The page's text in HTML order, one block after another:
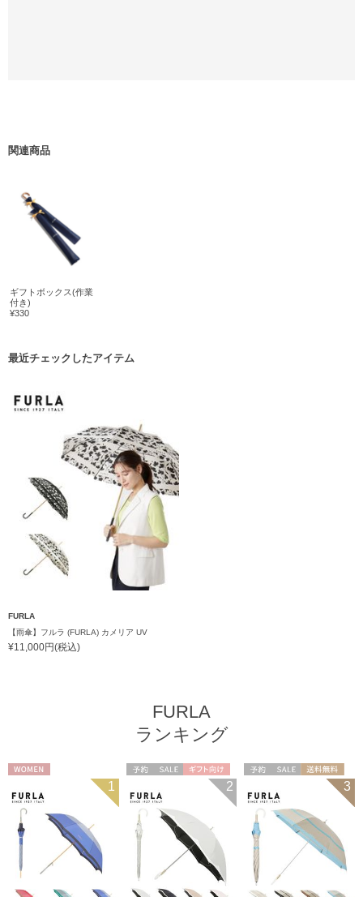
関連商品
ギフトボックス(作業
付き)
¥330
最近チェックしたアイテム
FURLA
【雨傘】フルラ (FURLA) カメリア UV
¥11,000円(税込)
FURLA
ランキング
1
ギフト向け
WOMEN
2
送料無料
ギフト向け
3